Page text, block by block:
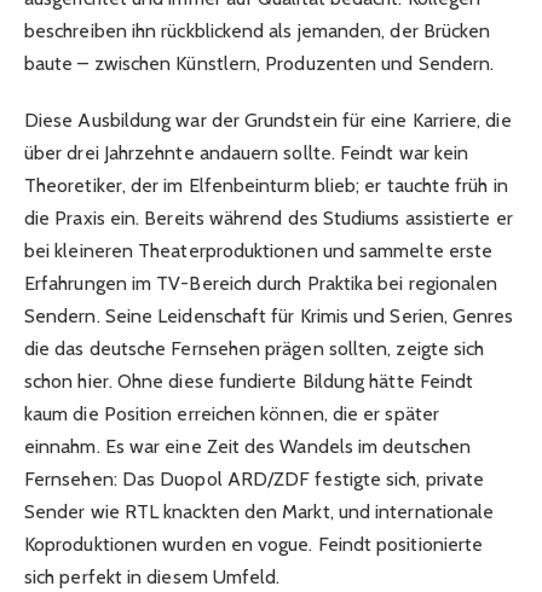
beschreiben ihn rückblickend als jemanden, der Brücken
baute – zwischen Künstlern, Produzenten und Sendern.
Diese Ausbildung war der Grundstein für eine Karriere, die
über drei Jahrzehnte andauern sollte. Feindt war kein
Theoretiker, der im Elfenbeinturm blieb; er tauchte früh in
die Praxis ein. Bereits während des Studiums assistierte er
bei kleineren Theaterproduktionen und sammelte erste
Erfahrungen im TV-Bereich durch Praktika bei regionalen
Sendern. Seine Leidenschaft für Krimis und Serien, Genres
die das deutsche Fernsehen prägen sollten, zeigte sich
schon hier. Ohne diese fundierte Bildung hätte Feindt
kaum die Position erreichen können, die er später
einnahm. Es war eine Zeit des Wandels im deutschen
Fernsehen: Das Duopol ARD/ZDF festigte sich, private
Sender wie RTL knackten den Markt, und internationale
Koproduktionen wurden en vogue. Feindt positionierte
sich perfekt in diesem Umfeld.